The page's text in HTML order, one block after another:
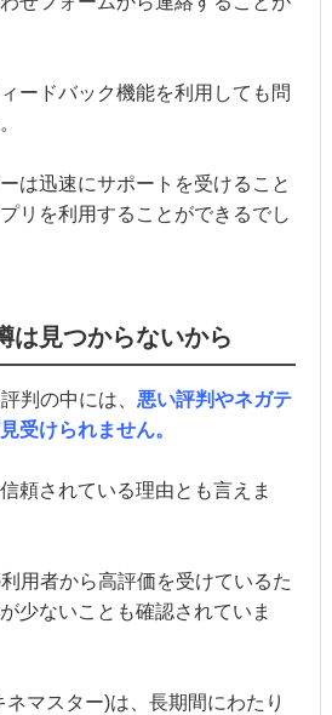
ードバック機能を利用しても問
は迅速にサポートを受けること
リを利用することができるでし
見つからないから
判の中には、 悪い評判やネガテ
受けられません。
頼されている理由とも言えま
用者から高評価を受けているた
少ないことも確認されていま
ネマスター)は、長期間にわたり